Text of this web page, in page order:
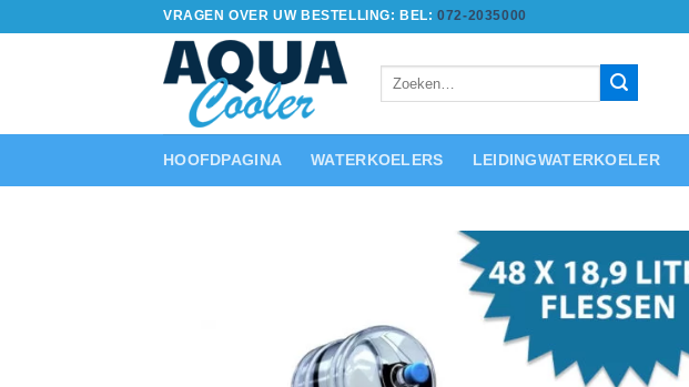
VRAGEN OVER UW BESTELLING: BEL:072-2035000
Zoeken
HOOFDPAGINA WATERKOELERS LEIDINGWATERKOELER